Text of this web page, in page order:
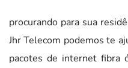
procurando para sua
Jhr Telecom podemos te
pacotes de internet fibra